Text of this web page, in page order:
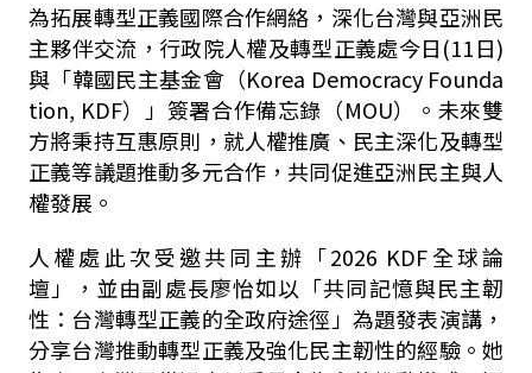
為拓展轉型正義國際合作網絡，深化台灣與亞洲民
主夥伴交流，行政院人權及轉型正義處今日(11日)
與「韓國民主基金會（Korea Democracy Founda
tion, KDF）」簽署合作備忘錄（MOU）。未來雙
方將秉持互惠原則，就人權推廣、民主深化及轉型
正義等議題推動多元合作，共同促進亞洲民主與人
權發展。
人權處此次受邀共同主辦「2026 KDF全球論
壇」，並由副處長廖怡如以「共同記憶與民主韌
性：台灣轉型正義的全政府途徑」為題發表演講，
分享台灣推動轉型正義及強化民主韌性的經驗。她